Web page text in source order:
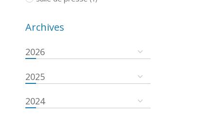
Archives
2026
2025
2024